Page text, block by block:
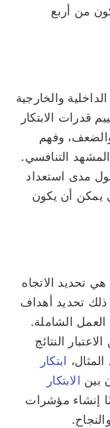
من أربع
والخارجية
قدرات الابتكار
والضعف، وفهم
التنافسي.
مدى استعداد
يمكن أن يكون
هي تحديد الاتجاه
ذلك تحديد أهداف
الشاملة.
النتائج
ابتكار
بين
الابتكار
إنشاء مؤشرات